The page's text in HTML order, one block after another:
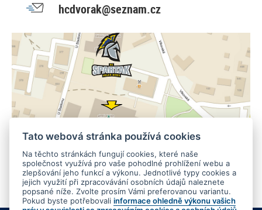
hcdvorak@seznam.cz
Tato webová stránka používá cookies
Na těchto stránkách fungují cookies, které naše
společnost využívá pro vaše pohodlné prohlížení webu a
zlepšování jeho funkcí a výkonu. Jednotlivé typy cookies a
jejich využití při zpracovávání osobních údajů naleznete
popsané níže. Zvolte prosím Vámi preferovanou variantu.
Pokud byste potřebovaliinformace ohledně výkonu vašich